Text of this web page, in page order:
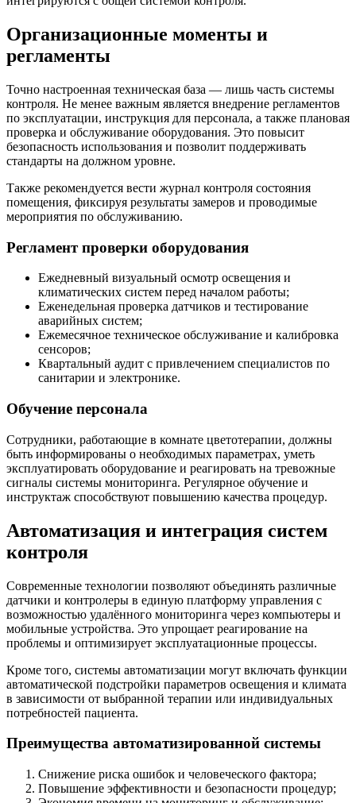
Организационные моменты и
регламенты
Точно настроенная техническая база — лишь часть системы
контроля. Не менее важным является внедрение регламентов
по эксплуатации, инструкция для персонала, а также плановая
проверка и обслуживание оборудования. Это повысит
безопасность использования и позволит поддерживать
стандарты на должном уровне.
Также рекомендуется вести журнал контроля состояния
помещения, фиксируя результаты замеров и проводимые
мероприятия по обслуживанию.
Регламент проверки оборудования
Ежедневный визуальный осмотр освещения и
климатических систем перед началом работы;
Еженедельная проверка датчиков и тестирование
аварийных систем;
Ежемесячное техническое обслуживание и калибровка
сенсоров;
Квартальный аудит с привлечением специалистов по
санитарии и электронике.
Обучение персонала
Сотрудники, работающие в комнате цветотерапии, должны
быть информированы о необходимых параметрах, уметь
эксплуатировать оборудование и реагировать на тревожные
сигналы системы мониторинга. Регулярное обучение и
инструктаж способствуют повышению качества процедур.
Автоматизация и интеграция систем
контроля
Современные технологии позволяют объединять различные
датчики и контролеры в единую платформу управления с
возможностью удалённого мониторинга через компьютеры и
мобильные устройства. Это упрощает реагирование на
проблемы и оптимизирует эксплуатационные процессы.
Кроме того, системы автоматизации могут включать функции
автоматической подстройки параметров освещения и климата
в зависимости от выбранной терапии или индивидуальных
потребностей пациента.
Преимущества автоматизированной системы
Снижение риска ошибок и человеческого фактора;
Повышение эффективности и безопасности процедур;